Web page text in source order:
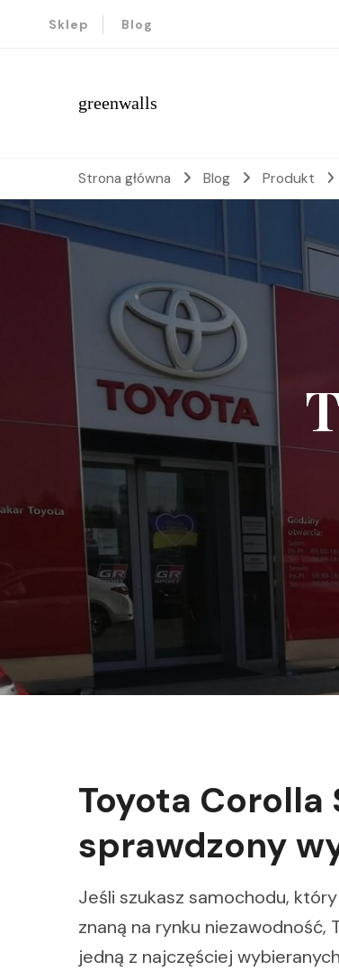
Sklep Blog
greenwalls
Strona główna Blog Produkt
Toyota Corolla
sprawdzony
Jeśli szukasz samochodu,
znaną na rynku niezawodność,
jedną z najczęściej